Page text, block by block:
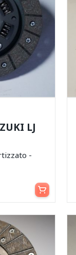
LJ
-
Aggiungi al carrello